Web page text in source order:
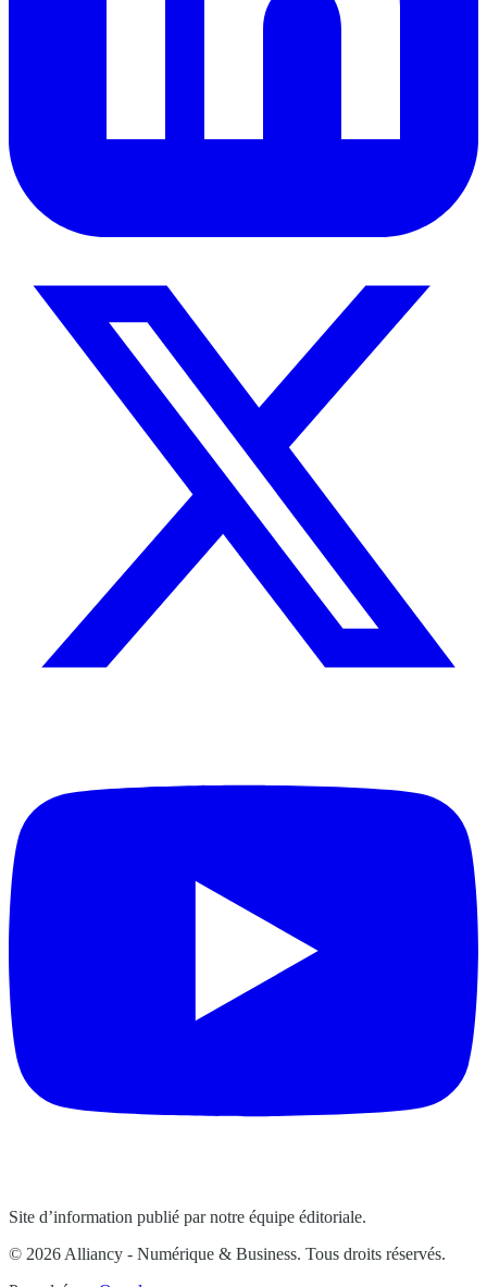
Site d’information publié par notre équipe éditoriale.
© 2026 Alliancy - Numérique & Business. Tous droits réservés.